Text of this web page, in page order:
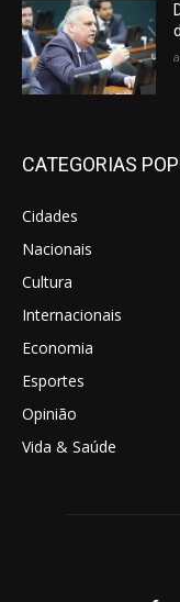
CATEGORIAS
Cidades
Nacionais
Cultura
Internacionais
Economia
Esportes
Opinião
Vida & Saúde